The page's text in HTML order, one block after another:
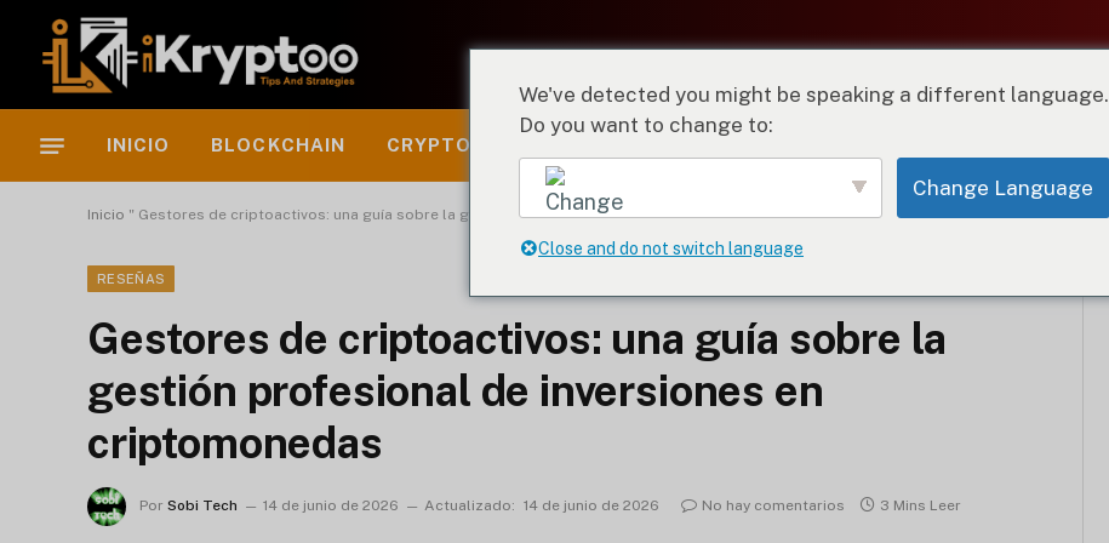
INICIO BLOCKCHAIN CRYPTO INSIGHTS
Inicio " Gestores de criptoactivos: una guía sobre la gestión profesional de inversiones en criptomonedas
RESEÑAS
Gestores de criptoactivos: una guía sobre la
gestión profesional de inversiones en
criptomonedas
Por Sobi Tech 14 de junio de 2026 Actualizado: 14 de junio de 2026 No hay comentarios 3 Mins Leer
We've detected you might be speaking a different language.
Do you want to change to:
English
Change Language
Close and do not switch language